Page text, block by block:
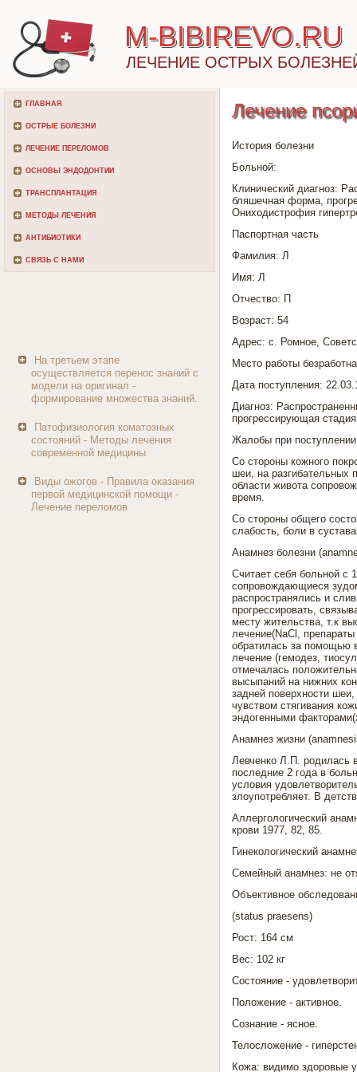
M-BIBIREVO.RU
ЛЕЧЕНИЕ ОСТРЫХ
ГЛАВНАЯ
ОСТРЫЕ БОЛЕЗНИ
ЛЕЧЕНИЕ ПЕРЕЛОМОВ
ОСНОВЫ ЭНДОДОНТИИ
ТРАНСПЛАНТАЦИЯ
МЕТОДЫ ЛЕЧЕНИЯ
АНТИБИОТИКИ
СВЯЗЬ С НАМИ
На третьем этапе
осуществляется перенос знаний с
модели на оригинал -
формирование множества знаний.
Патофизиология коматозных
состояний - Методы лечения
современной медицины
Виды ожогов - Правила оказания
первой медицинской помощи -
Лечение переломов
Лечение
История болезни
Больной:
Клинический диагноз:
бляшечная форма,
Ониходистрофия
Паспортная часть
Фамилия: Л
Имя: Л
Отчество: П
Возраст: 54
Адрес: с. Ромное,
Место работы
Дата поступления:
Диагноз:
прогрессирующая
Жалобы при
Со стороны кожного
шеи, на разгибательных
области живота
время.
Со стороны общего
слабость, боли в
Анамнез болезни
Считает себя больной с
сопровождающиеся
распространялись и
прогрессировать,
месту жительства, т.к
лечение(NaCl,
обратилась за помощью
лечение (гемодез,
отмечалась
высыпаний на нижних
задней поверхности
чувством стягивания
эндогенными
Анамнез жизни
Левченко Л.П. родилась
последние 2 года в
условия
злоупотребляет. В
Аллергологический
крови 1977, 82, 85.
Гинекологический
Семейный анамнез: не
Объективное
(status prаesens)
Рост: 164 см
Вес: 102 кг
Состояние -
Положение - активное.
Сознание - ясное.
Телосложение -
Кожа: видимо здоровые